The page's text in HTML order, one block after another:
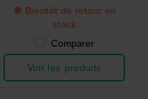
● Bientôt de retour en
stock
Comparer
Voir les produits